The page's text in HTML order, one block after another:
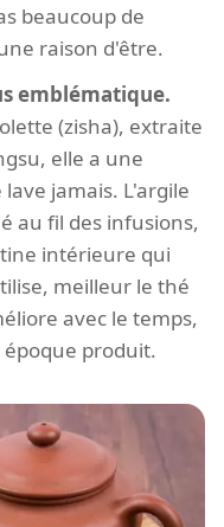
beaucoup de
raison d'être.
emblématique.
(zisha), extraite
elle a une
jamais. L'argile
au fil des infusions,
intérieure qui
meilleur le thé
avec le temps,
produit.